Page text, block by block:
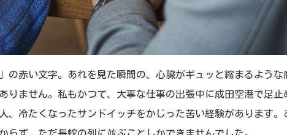
の赤い文字。あれを見た瞬間の、心臓がギュッと縮まるような
りません。私もかつて、大事な仕事の出張中に成田空港で足止
、冷たくなったサンドイッチをかじった苦い経験があります。